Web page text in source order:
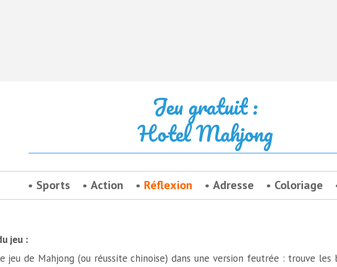
Jeu gratuit :
Hotel Mahjong
Sports Action Réflexion Adresse Coloriage
jeu :
jeu de Mahjong (ou réussite chinoise) dans une version feutrée : trouve